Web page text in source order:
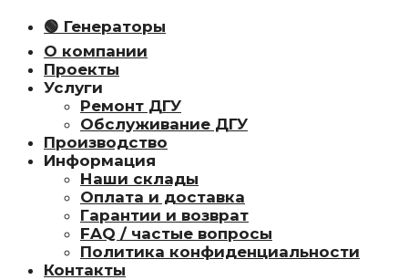
🟢 Генераторы
О компании
Проекты
Услуги
Ремонт ДГУ
Обслуживание ДГУ
Производство
Информация
Наши склады
Оплата и доставка
Гарантии и возврат
FAQ / частые вопросы
Политика конфиденциальности
Контакты